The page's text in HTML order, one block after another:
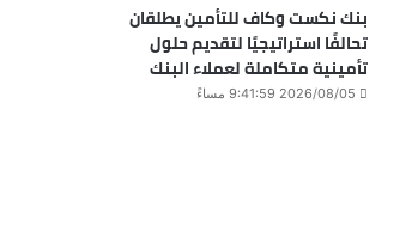
بنك نكست وكاف للتأمين يطلقان
تحالفًا استراتيجيًا لتقديم حلول
تأمينية متكاملة لعملاء البنك
2026/08/05 9:41:59 مساءً